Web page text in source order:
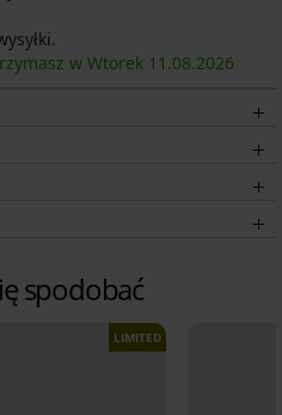
w Wtorek 11.08.2026
spodobać
LIMITED